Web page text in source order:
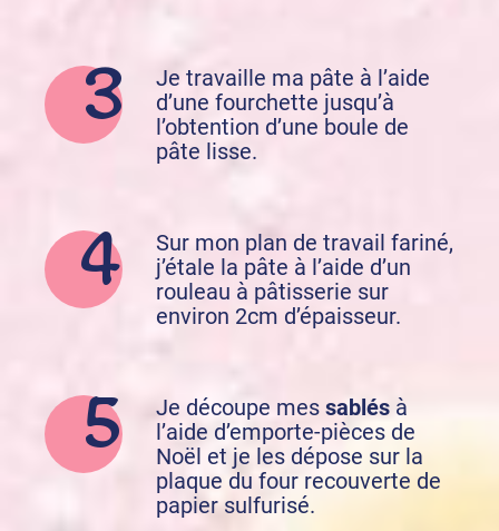
Je travaille ma pâte à l’aide
d’une fourchette jusqu’à
l’obtention d’une boule de
pâte lisse.
Sur mon plan de travail fariné,
j’étale la pâte à l’aide d’un
rouleau à pâtisserie sur
environ 2cm d’épaisseur.
Je découpe mes sablés à
l’aide d’emporte-pièces de
Noël et je les dépose sur la
plaque du four recouverte de
papier sulfurisé.